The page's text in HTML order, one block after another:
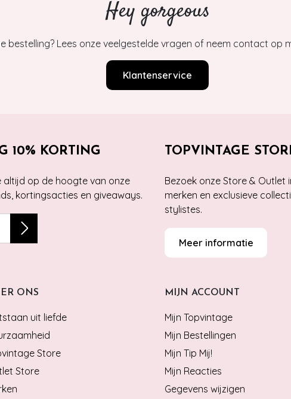
Hey gorgeous
bestelling? Lees onze veelgestelde vragen of neem contact op
Klantenservice
10% KORTING
altijd op de hoogte van onze
kortingsacties en giveaways.
TOPVINTAGE
Bezoek onze Store & Outlet
merken en exclusieve
stylistes.
Meer informatie
ONS
uit liefde
Store
Store
MIJN ACCOUNT
Mijn Topvintage
Mijn Bestellingen
Mijn Tip Mij!
Mijn Reacties
Gegevens wijzigen